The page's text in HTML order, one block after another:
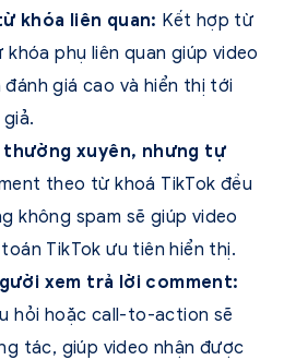
khóa liên quan: Kết hợp từ
phụ liên quan giúp video
giá cao và hiển thị tới
xuyên, nhưng tự
theo từ khoá TikTok đều
không spam sẽ giúp video
TikTok ưu tiên hiển thị.
xem trả lời comment:
hỏi hoặc call-to-action sẽ
tác, giúp video nhận được